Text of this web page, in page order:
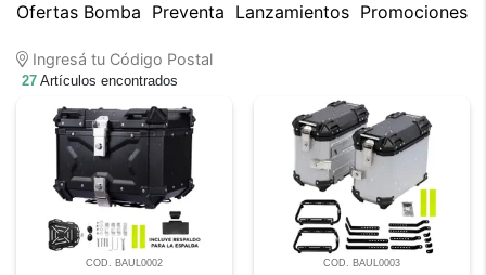
Ofertas Bomba Preventa Lanzamientos Promociones
Ingresá tu Código Postal
27 Artículos encontrados
COD. BAUL0002 COD. BAUL0003